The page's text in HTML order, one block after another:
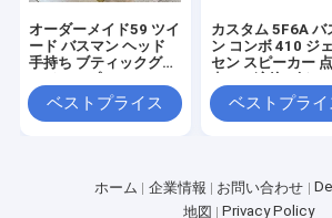
オーダーメイド59 ツイ
ード バスマン ヘッド
手持ち ブティックグラ
ベストプライス
カスタム 5F6A バ
ン コンボ 410 ジ
セン スピーカー
プOEMを受け入れ
ベストプライ
ホーム 企業情報 お問い合わせ
地図
Privacy Policy